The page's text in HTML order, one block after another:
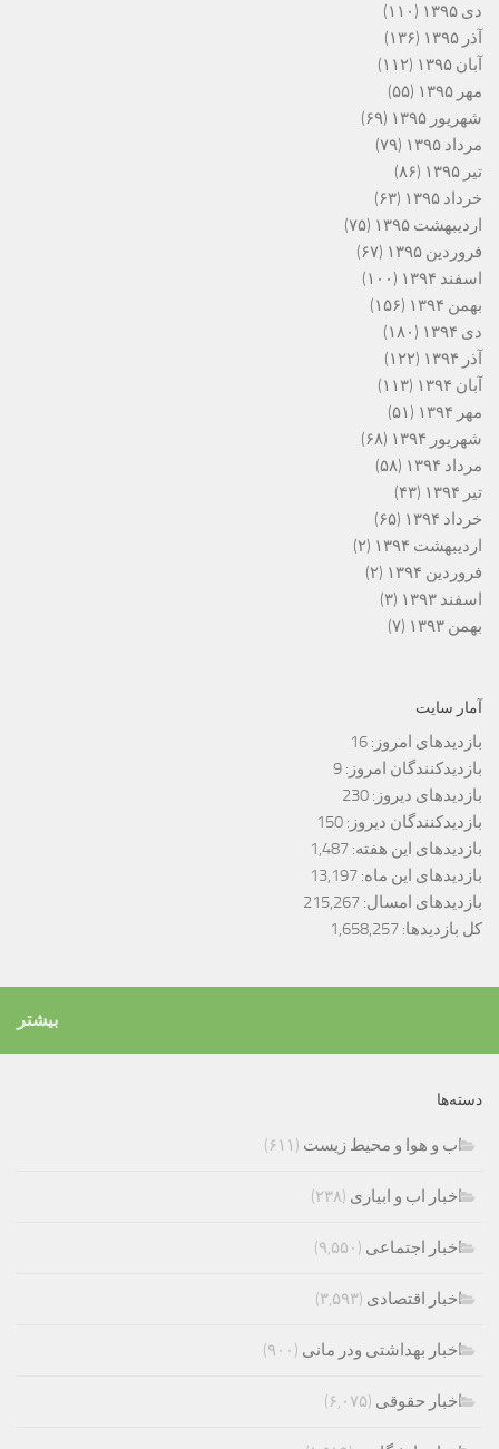
دی ۱۳۹۵
(۱۱۰)
آذر ۱۳۹۵
(۱۳۶)
آبان ۱۳۹۵
(۱۱۲)
مهر ۱۳۹۵
(۵۵)
شهریور ۱۳۹۵
(۶۹)
مرداد ۱۳۹۵
(۷۹)
تیر ۱۳۹۵
(۸۶)
خرداد ۱۳۹۵
(۶۳)
اردیبهشت ۱۳۹۵
(۷۵)
فروردین ۱۳۹۵
(۶۷)
اسفند ۱۳۹۴
(۱۰۰)
بهمن ۱۳۹۴
(۱۵۶)
دی ۱۳۹۴
(۱۸۰)
آذر ۱۳۹۴
(۱۲۲)
آبان ۱۳۹۴
(۱۱۳)
مهر ۱۳۹۴
(۵۱)
شهریور ۱۳۹۴
(۶۸)
مرداد ۱۳۹۴
(۵۸)
تیر ۱۳۹۴
(۴۳)
خرداد ۱۳۹۴
(۶۵)
اردیبهشت ۱۳۹۴
(۲)
فروردین ۱۳۹۴
(۲)
اسفند ۱۳۹۳
(۳)
بهمن ۱۳۹۳
(۷)
آمار سایت
بازدیدهای امروز: 16
بازدیدکنندگان امروز: 9
بازدیدهای دیروز: 230
بازدیدکنندگان دیروز: 150
بازدیدهای این هفته: 1,487
بازدیدهای این ماه: 13,197
بازدیدهای امسال: 215,267
کل بازدیدها: 1,658,257
بیشتر
دسته‌ها
اب و هوا و محیط زیست (۶۱۱)
اخبار اب و ابیاری (۲۳۸)
اخبار اجتماعی (۹,۵۵۰)
اخبار اقتصادی (۳,۵۹۳)
اخبار بهداشتی ودر مانی (۹۰۰)
اخبار حقوقی (۶,۰۷۵)